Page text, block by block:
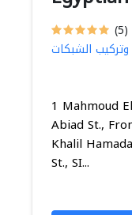
(5)
وتركيب الشبكات
1 Mahmoud El
Abiad St.,
Khalil Hamada
St., SI...